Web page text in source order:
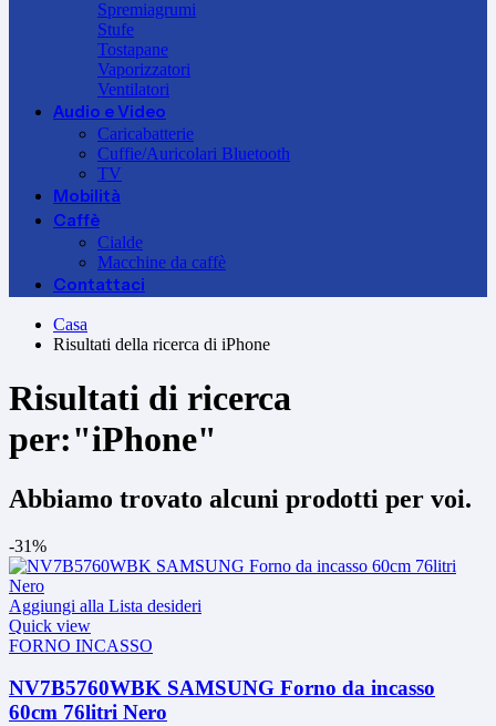
Spremiagrumi
Stufe
Tostapane
Vaporizzatori
Ventilatori
Audio e Video
Caricabatterie
Cuffie/Auricolari Bluetooth
TV
Mobilità
Caffè
Cialde
Macchine da caffè
Contattaci
Casa
Risultati della ricerca di iPhone
Risultati di ricerca
per:"iPhone"
Abbiamo trovato alcuni prodotti per voi.
-31%
Aggiungi alla Lista desideri
Quick view
FORNO INCASSO
NV7B5760WBK SAMSUNG Forno da incasso
60cm 76litri Nero